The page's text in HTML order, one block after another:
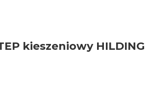
kieszeniowy HILDING